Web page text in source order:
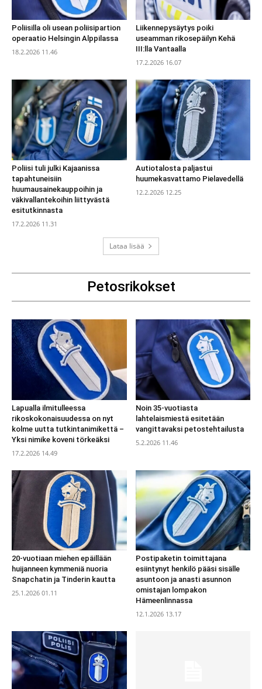
Poliisilla oli usean poliisipartion
operaatio Helsingin Alppilassa
18.2.2026 11.46
Liikennepysäytys poiki
useamman rikosepäilyn Kehä
III:lla Vantaalla
17.2.2026 16.07
Poliisi tuli julki Kajaanissa
tapahtuneisiin
huumausainekauppoihin ja
väkivallantekoihin liittyvästä
esitutkinnasta
17.2.2026 11.31
Autiotalosta paljastui
huumekasvattamo Pielavedellä
12.2.2026 12.25
Lataa lisää
Petosrikokset
Lapualla ilmitulleessa
rikoskokonaisuudessa on nyt
kolme uutta tutkintanimikettä –
Yksi nimike koveni törkeäksi
17.2.2026 14.49
Noin 35-vuotiasta
lahtelaismiestä esitetään
vangittavaksi petostehtailusta
5.2.2026 11.46
20-vuotiaan miehen epäillään
huijanneen kymmeniä nuoria
Snapchatin ja Tinderin kautta
25.1.2026 01.11
Postipaketin toimittajana
esiintynyt henkilö pääsi sisälle
asuntoon ja anasti asunnon
omistajan lompakon
Hämeenlinnassa
12.1.2026 13.17